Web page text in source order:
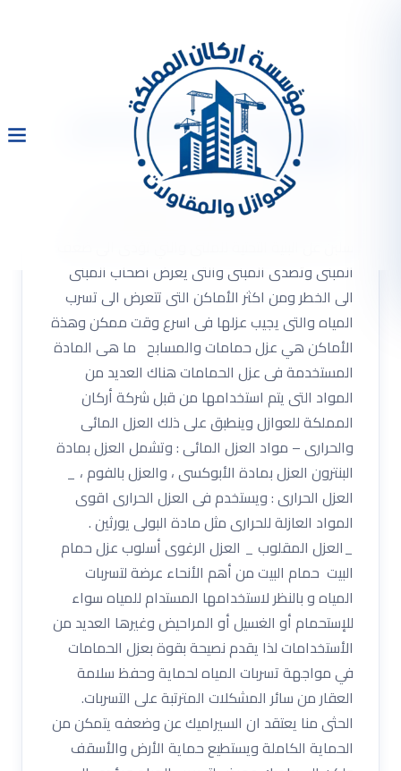
شركة عزل حمامات ومسابح
بالرياض
شركة عزل حمامات ومسابح بالرياض لا شك بان
التسرب المائى يسيبب الكثير من المشاكلالتى تؤسر
المبنى وتصدى المبنى والتى يعرض اصحاب المبنى
الى الخطر ومن اكثر الأماكن التى تتعرض الى تسرب
المياه والتى يجيب عزلها فى اسرع وقت ممكن وهذة
الأماكن هي عزل حمامات والمسابح ما هى المادة
المستخدمة فى عزل الحمامات هناك العديد من
المواد التى يتم استخدامها من قبل شركة أركان
المملكة للعوازل وينطبق على ذلك العزل المائى
والحرارى – مواد العزل المائى : وتشمل العزل بمادة
البنترون العزل بمادة الأبوكسى ، والعزل بالفوم ، _
العزل الحرارى : ويستخدم فى العزل الحرارى اقوى
المواد العازلة للحرارى مثل مادة البولى يورثين .
_العزل المقلوب _ العزل الرغوى أسلوب عزل حمام
البيت حمام البيت من أهم الأنحاء عرضة لتسربات
المياه و بالنظر لاستخدامها المستدام للمياه سواء
للإستحمام أو الغسيل أو المراحيض وغيرها العديد من
الأستخدامات لذا يقدم نصيحة بقوة بعزل الحمامات
في مواجهة تسربات المياه لحماية وحفظ سلامة
العقار من سائر المشكلات المترتبة على التسربات.
الحثى منا يعتقد ان السيراميك عن وضعفه يتمكن من
الحماية الكاملة ويستطيع حماية الأرض والأسقف